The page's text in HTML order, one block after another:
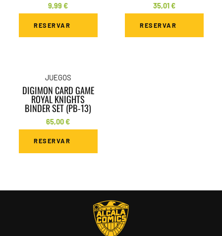
9,99 €
RESERVAR
35,01€
RESERVAR
JUEGOS
DIGIMON CARD GAME
ROYAL KNIGHTS
BINDER SET (PB-13)
65,00€
RESERVAR